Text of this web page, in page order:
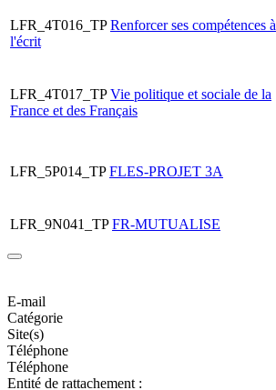
LFR_4T016_TP Renforcer ses compétences à
l'écrit
LFR_4T017_TP Vie politique et sociale de la
France et des Français
LFR_5P014_TP FLES-PROJET 3A
LFR_9N041_TP FR-MUTUALISE
E-mail
Catégorie
Site(s)
Téléphone
Téléphone
Entité de rattachement :